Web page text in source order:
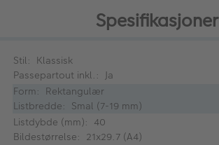
Spesifikasjoner
Stil: Klassisk
Passepartout inkl.: Ja
Form: Rektangulær
Listbredde: Smal (7-19 mm)
Listdybde (mm): 40
Bildestørrelse: 21x29.7 (A4)